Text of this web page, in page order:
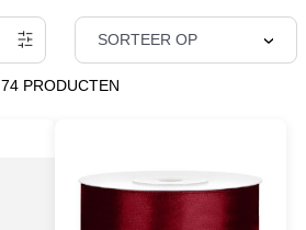
SORTEER OP
74 PRODUCTEN